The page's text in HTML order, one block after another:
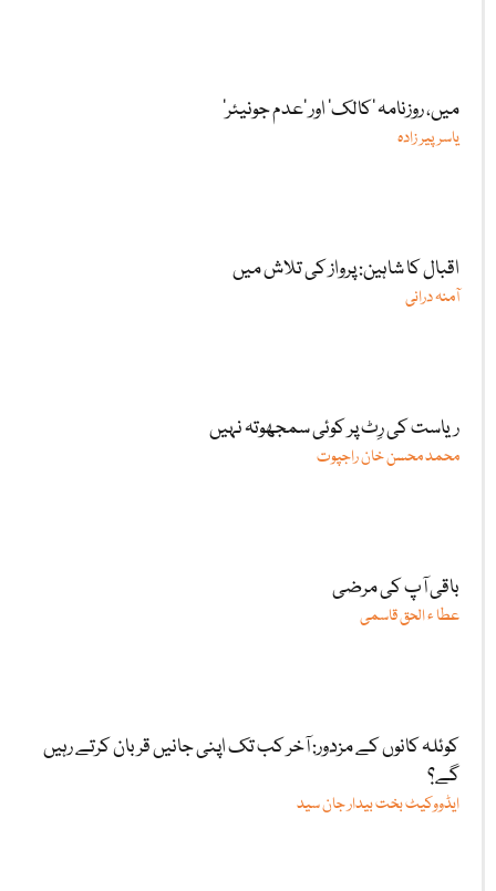
میں، روزنامہ ’کالک‘ اور ’عدم جونیئر‘
یاسر پیر زادہ
اقبال کا شاہین: پرواز کی تلاش میں
آمنہ درانی
ریاست کی رِٹ پر کوئی سمجھوتہ نہیں
محمد محسن خان راجپوت
باقی آپ کی مرضی
عطا ء الحق قاسمی
کوئلہ کانوں کے مزدور: آخر کب تک اپنی جانیں قربان کرتے رہیں
گے؟
ایڈووکیٹ بخت بیدار جان سید